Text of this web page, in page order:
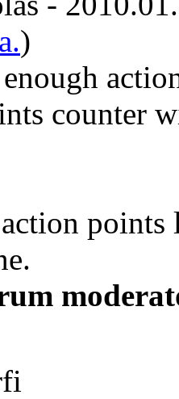
)
counter